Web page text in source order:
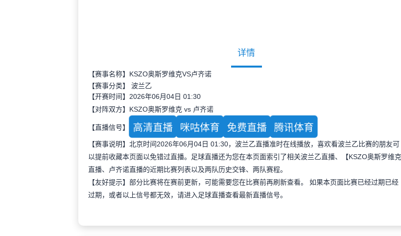
详情
【赛事名称】KSZO奥斯罗维克VS卢齐诺
【赛事分类】 波兰乙
【开赛时间】2026年06月04日 01:30
【对阵双方】KSZO奥斯罗维克 vs 卢齐诺
【直播信号】 高清直播 咪咕体育 免费直播 腾讯体育
【赛事说明】北京时间2026年06月04日 01:30，波兰乙直播准时在线播放，喜欢看波兰乙比赛的朋友可
以提前收藏本页面以免错过直播。足球直播还为您在本页面索引了相关波兰乙直播、【KSZO奥斯罗维克
直播、卢齐诺直播的近期比赛列表以及两队历史交锋、两队赛程。
【友好提示】部分比赛将在赛前更新，可能需要您在比赛前再刷新查看。 如果本页面比赛已经过期已经
过期，或者以上信号都无效，请进入足球直播查看最新直播信号。